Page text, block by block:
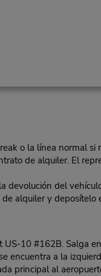
o la línea normal
de alquiler. El
devolución del
alquiler y
10 #162B. Salga
a la
principal al